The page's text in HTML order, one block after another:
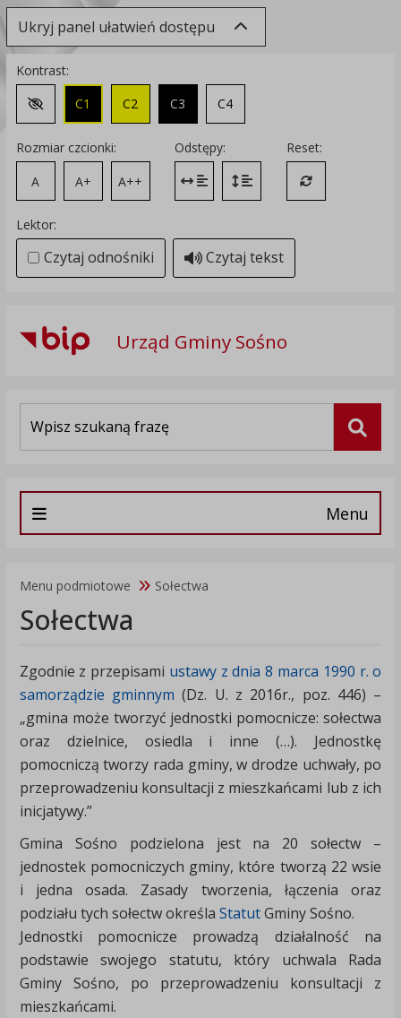
Ukryj panel ułatwień dostępu
Kontrast:
Zmień kontrast na domyślny
C1 C2 C3 C4
Rozmiar czcionki:
A
A+ A++
Odstępy:
Zmień odstęp między literami
Zmień interlinię i margines
Reset:
Przywróć
Lektor:
Czytaj odnośniki Czytaj tekst
Urząd Gminy Sośno
Menu
Menu podmiotowe Sołectwa
Sołectwa
Zgodnie z przepisami ustawy z dnia 8 marca 1990 r. o
samorządzie gminnym(Dz. U. z 2016r., poz. 446) –
„gmina może tworzyć jednostki pomocnicze: sołectwa
oraz dzielnice, osiedla i inne (…). Jednostkę
pomocniczą tworzy rada gminy, w drodze uchwały, po
przeprowadzeniu konsultacji z mieszkańcami lub z ich
inicjatywy.”
Gmina Sośno podzielona jest na 20 sołectw –
jednostek pomocniczych gminy, które tworzą 22 wsie
i jedna osada. Zasady tworzenia, łączenia oraz
podziału tych sołectw określa StatutGminy Sośno.
Jednostki pomocnicze prowadzą działalność na
podstawie swojego statutu, który uchwala Rada
Gminy Sośno, po przeprowadzeniu konsultacji z
mieszkańcami.